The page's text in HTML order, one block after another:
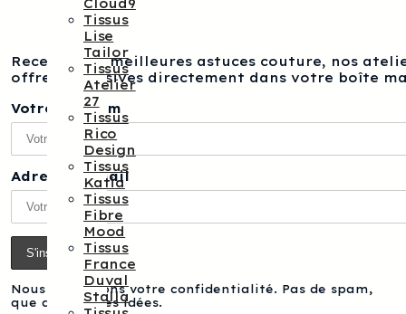
Cloud9
Tissus
Lise
Tailor
Tissus
Atelier
27
Tissus
Rico
Design
Tissus
Katia
Tissus
Fibre
Mood
Tissus
France
Duval
Stalla
Recevez nos meilleures astuces couture, nos
offres exclusives directement dans votre boîte
Votre prénom
Adresse e-mail
Nous respectons votre confidentialité. Pas de spam,
que des bonnes idées.